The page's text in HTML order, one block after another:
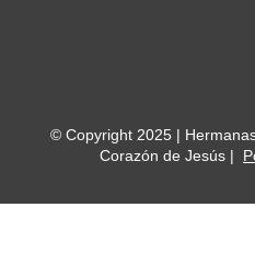
© Copyright 2025 |
Corazón de Jesús |